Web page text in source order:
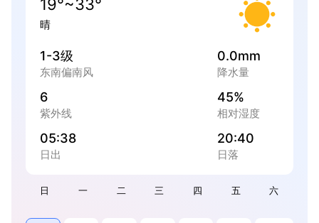
日 一 二 三 四 五 六
19°~33°
晴
1-3级
东南偏南风
0.0mm
降水量
6
紫外线
45%
相对湿度
05:38
日出
20:40
日落